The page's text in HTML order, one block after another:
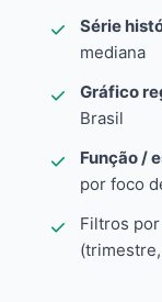
Série
mediana
Gráfico
Brasil
Função /
por foco
Filtros